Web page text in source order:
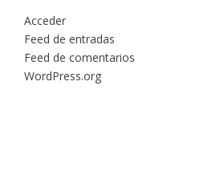
Acceder
Feed de entradas
Feed de comentarios
WordPress.org